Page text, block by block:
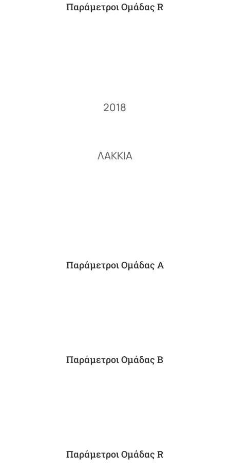
Παράμετροι Ομάδας R
2018
ΛΑΚΚΙΑ
Παράμετροι Ομάδας Α
Παράμετροι Ομάδας B
Παράμετροι Ομάδας R